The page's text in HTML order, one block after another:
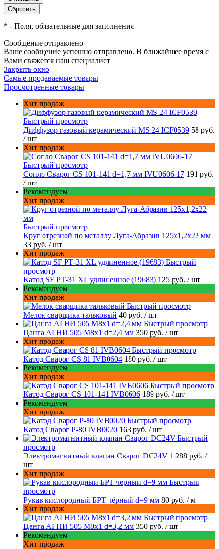
* - Поля, обязательные для заполнения
Сообщение отправлено
Ваше сообщение успешно отправлено. В ближайшее время с
Вами свяжется наш специалист
Закрыть окно
Самые продаваемые товары
Просмотренные товары
Хит продаж
Быстрый просмотр
Диффузор газовый керамический MS 24 ICF0539 58 руб.
/ шт
Хит продаж
Быстрый просмотр
Сопло Сварог CS 101-141 d=1,7 мм IVU0606-17 191 руб.
/ шт
Рекомендуем
Хит продаж
Быстрый просмотр
Круг отрезной по металлу Луга-Абразив 125x1,2x22 мм
33 руб. / шт
Хит продаж
Быстрый
просмотр
Катод SF РТ-31 XL удлиненное (19683) 125 руб. / шт
Рекомендуем
Хит продаж
Быстрый просмотр
Мелок сварщика тальковый 40 руб. / шт
Быстрый просмотр
Цанга АГНИ 505 М8х1 d=2,4 мм 350 руб. / шт
Хит продаж
Быстрый просмотр
Катод Сварог CS 81 IVB0604 180 руб. / шт
Рекомендуем
Хит продаж
Быстрый просмотр
Катод Сварог CS 101-141 IVB0606 189 руб. / шт
Рекомендуем
Хит продаж
Быстрый просмотр
Катод Сварог P-80 IVB0020 163 руб. / шт
Быстрый
просмотр
Электромагнитный клапан Сварог DC24V 1 288 руб. /
шт
Хит продаж
Быстрый
просмотр
Рукав кислородный БРТ чёрный d=9 мм 80 руб. / м
Хит продаж
Быстрый просмотр
Цанга АГНИ 505 М8х1 d=3,2 мм 350 руб. / шт
Рекомендуем
Хит продаж